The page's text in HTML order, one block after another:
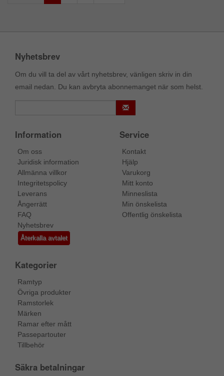
Nyhetsbrev
Om du vill ta del av vårt nyhetsbrev, vänligen skriv in din
email nedan. Du kan avbryta abonnemanget när som helst.
Information
Om oss
Juridisk information
Allmänna villkor
Integritetspolicy
Leverans
Ångerrätt
FAQ
Nyhetsbrev
Återkalla avtalet
Service
Kontakt
Hjälp
Varukorg
Mitt konto
Minneslista
Min önskelista
Offentlig önskelista
Kategorier
Ramtyp
Övriga produkter
Ramstorlek
Märken
Ramar efter mått
Passepartouter
Tillbehör
Säkra betalningar